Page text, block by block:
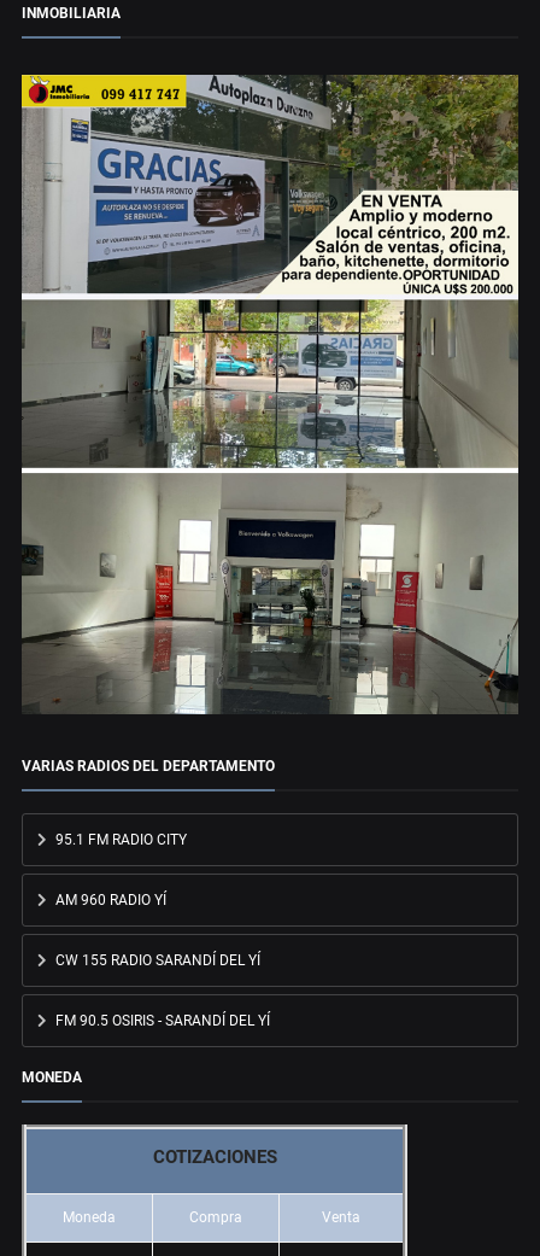
INMOBILIARIA
VARIAS RADIOS DEL DEPARTAMENTO
95.1 FM RADIO CITY
AM 960 RADIO YÍ
CW 155 RADIO SARANDÍ DEL YÍ
FM 90.5 OSIRIS - SARANDÍ DEL YÍ
MONEDA
COTIZACIONES
Moneda Compra Venta